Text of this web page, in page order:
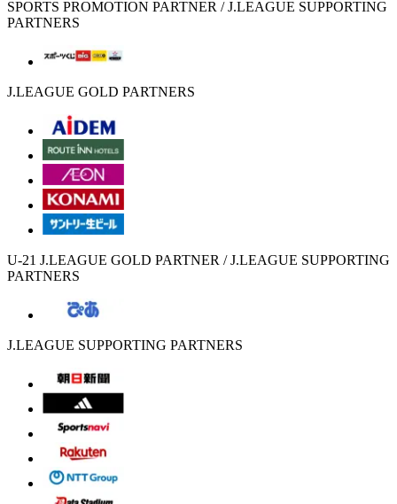
SPORTS PROMOTION PARTNER / J.LEAGUE SUPPORTING
PARTNERS
J.LEAGUE GOLD PARTNERS
U-21 J.LEAGUE GOLD PARTNER / J.LEAGUE SUPPORTING
PARTNERS
J.LEAGUE SUPPORTING PARTNERS